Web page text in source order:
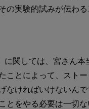
の実験的試みが伝わる
」に関しては、宮さん
ことによって、スト
なければいけないん
とをやる必要は一切